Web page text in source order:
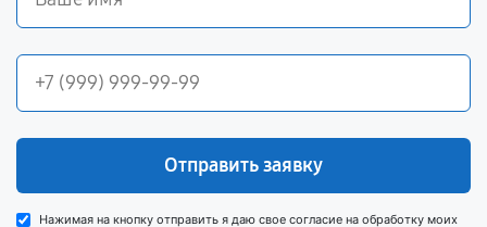
Отправить заявку
Нажимая на кнопку отправить я даю свое согласие на обработку моих